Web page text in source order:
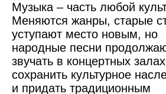
Музыка – часть любой
Меняются жанры, старые
уступают место новым, но
народные песни
звучать в концертных
сохранить культурное
и придать традиционным